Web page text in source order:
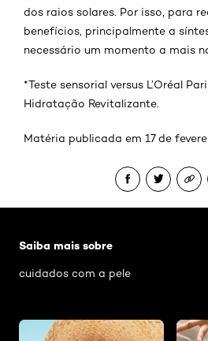
dos raios solares. Por isso, para
benefícios, principalmente a
necessário um momento a mais
*Teste sensorial versus L’Oréal
Hidratação Revitalizante.
Matéria publicada em 17 de
Saiba mais sobre
cuidados com a pele